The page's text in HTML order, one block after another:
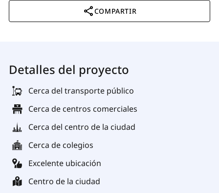
COMPARTIR
Detalles del proyecto
Cerca del transporte público
Cerca de centros comerciales
Cerca del centro de la ciudad
Cerca de colegios
Excelente ubicación
Centro de la ciudad